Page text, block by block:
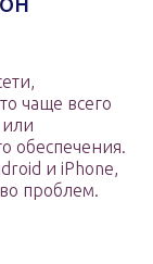
чаще всего
или
обеспечения.
и iPhone,
проблем.